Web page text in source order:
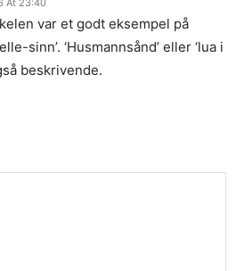
var et godt eksempel på
sinn’. ‘Husmannsånd’ eller ‘lua i
beskrivende.